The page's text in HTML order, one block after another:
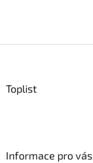
Toplist
Informace pro vás